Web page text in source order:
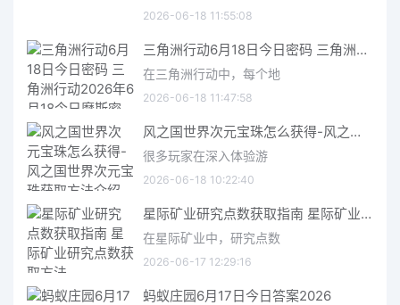
2026-06-18 11:55:08
三角洲行动6月18日今日密码 三角洲行动2026年6月18今日摩斯密码分享
在三角洲行动中，每个地
2026-06-18 11:47:58
风之国世界次元宝珠怎么获得-风之国世界次元宝珠获取方法介绍
很多玩家在深入体验游
2026-06-18 10:22:40
星际矿业研究点数获取指南 星际矿业研究点数获取方法
在星际矿业中，研究点数
2026-06-17 12:29:16
蚂蚁庄园6月17日今日答案2026